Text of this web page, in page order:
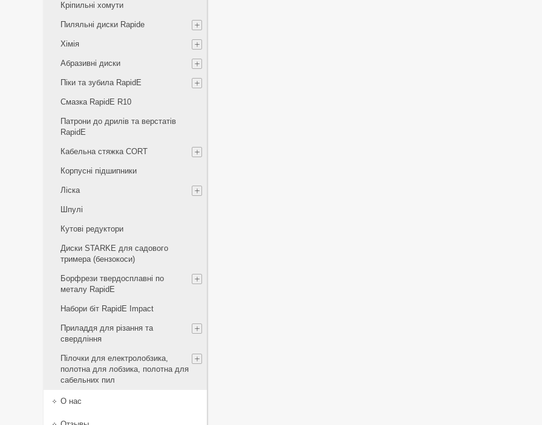
Кріпильні хомути
Пиляльні диски Rapide
Хімія
Абразивні диски
Піки та зубила RapidE
Смазка RapidE R10
Патрони до дрилів та верстатів
RapidE
Кабельна стяжка СORT
Корпусні підшипники
Ліска
Шпулі
Кутові редуктори
Диски STARKE для садового
тримера (бензокоси)
Борфрези твердосплавні по
металу RapidE
Набори біт RapidE Impact
Приладдя для різання та
свердління
Пілочки для електролобзика,
полотна для лобзика, полотна для
сабельних пил
О нас